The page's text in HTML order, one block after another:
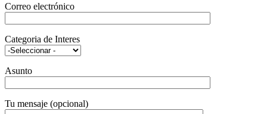
Correo electrónico
Categoria de Interes
Asunto
Tu mensaje (opcional)